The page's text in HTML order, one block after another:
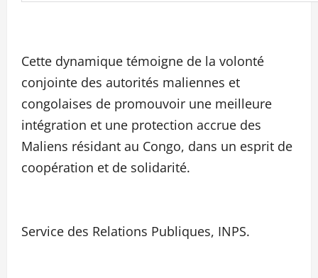
Cette dynamique témoigne de la volonté
conjointe des autorités maliennes et
congolaises de promouvoir une meilleure
intégration et une protection accrue des
Maliens résidant au Congo, dans un esprit de
coopération et de solidarité.
Service des Relations Publiques, INPS.